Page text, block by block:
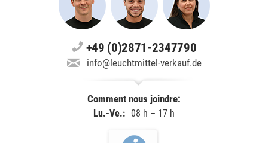
+49 (0)2871-2347790
info@leuchtmittel-verkauf.de
Comment nous joindre:
Lu.-Ve.: 08 h – 17 h